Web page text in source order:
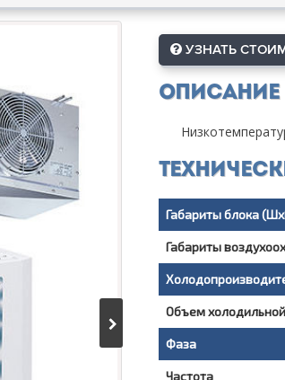
УЗНАТЬ
Описание
Габариты блока
Габариты
Объем
Фаза
Частота